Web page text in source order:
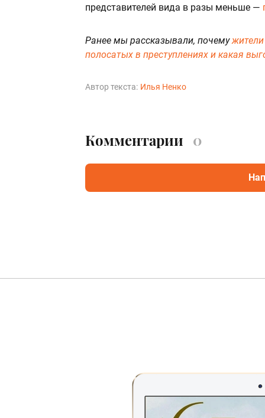
представителей вида в разы меньше —
Ранее мы рассказывали, почему
полосатых в преступлениях и какая
Автор текста: Илья Ненко
Комментарии 0